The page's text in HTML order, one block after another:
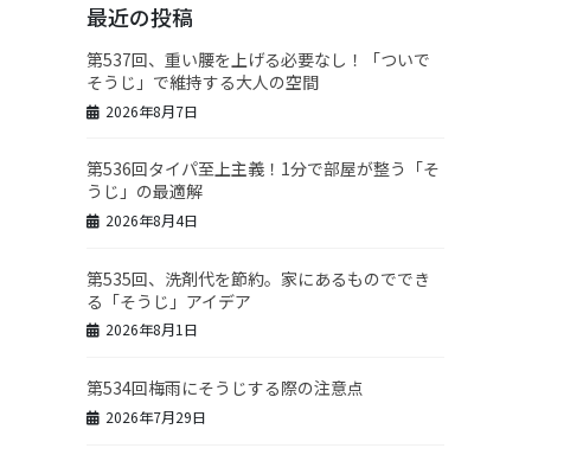
最近の投稿
第537回、重い腰を上げる必要なし！「ついで
そうじ」で維持する大人の空間
2026年8月7日
第536回タイパ至上主義！1分で部屋が整う「そ
うじ」の最適解
2026年8月4日
第535回、洗剤代を節約。家にあるものででき
る「そうじ」アイデア
2026年8月1日
第534回梅雨にそうじする際の注意点
2026年7月29日